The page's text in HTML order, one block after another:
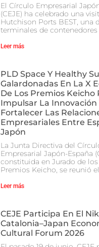
El Círculo Empresarial
(CEJE) ha celebrado una
Hutchison Ports BEST, una
terminales de contenedores
Leer más
PLD Space Y Healthy
Galardonadas En La X
De Los Premios Keicho
Impulsar La Innovación
Fortalecer Las
Empresariales Entre
Japón
La Junta Directiva del
Empresarial Japón-España
constituida en Jurado de los
Premios Keicho, se reunió
Leer más
CEJE Participa En El
Catalonia–Japan
Cultural Forum 2026